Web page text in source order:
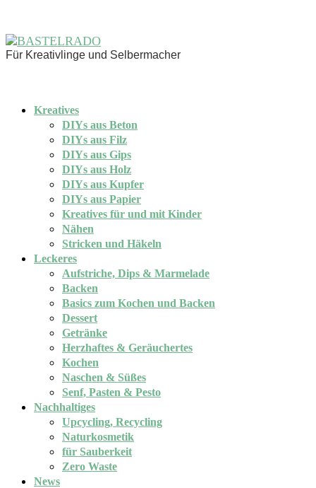
Für Kreativlinge und Selbermacher
Kreatives
DIYs aus Beton
DIYs aus Filz
DIYs aus Gips
DIYs aus Holz
DIYs aus Kupfer
DIYs aus Papier
Kreatives für und mit Kinder
Nähen
Stricken und Häkeln
Leckeres
Aufstriche, Dips & Marmelade
Backen
Basics zum Kochen und Backen
Dessert
Getränke
Herzhaftes & Geräuchertes
Kochen
Naschen & Süßes
Senf, Pasten & Pesto
Nachhaltiges
Upcycling, Recycling
Naturkosmetik
für Sauberkeit
Zero Waste
News